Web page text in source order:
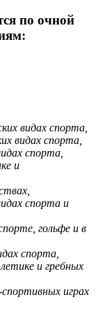
по очной
видах спорта,
видах спорта,
спорта,
и
спорта и
гольфе и в
спорта,
и гребных
играх